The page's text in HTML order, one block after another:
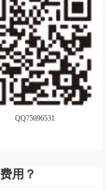
QQ75696531
用？